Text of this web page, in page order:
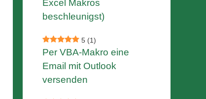
Excel Makros
beschleunigst)
5 (1)
Per VBA-Makro eine
Email mit Outlook
versenden